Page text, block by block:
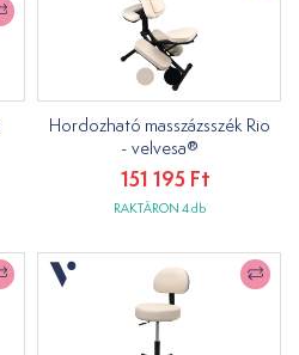
Hordozható masszázsszék Rio
- velvesa®
151 195 Ft
RAKTÁRON 4 db